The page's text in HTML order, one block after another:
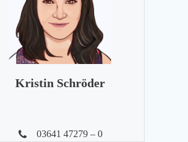
Kristin Schröder
03641 47279 – 0